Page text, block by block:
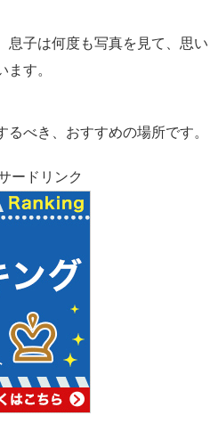
息子は何度も写真を見て、思い
す。
るべき、おすすめの場所です。
ードリンク